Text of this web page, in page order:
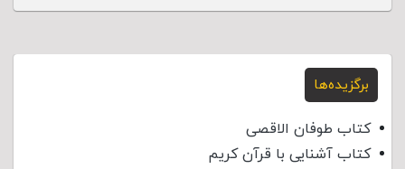
برگزیده‌ها
کتاب طوفان الاقصی
کتاب آشنایی با قرآن کریم